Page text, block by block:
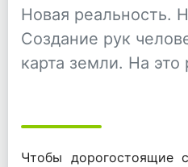
Новая реальность.
Создание рук
карта земли. На это
Чтобы дорогостоящие